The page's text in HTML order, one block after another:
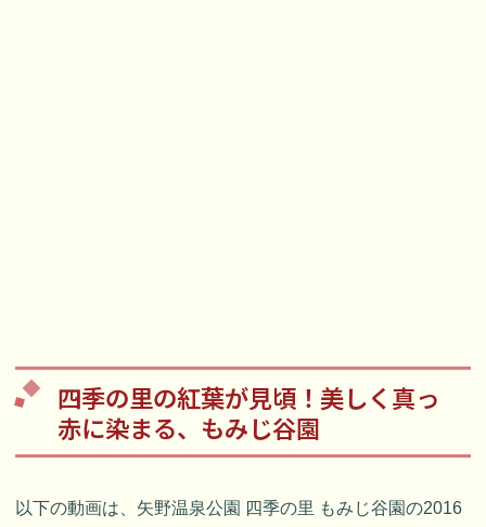
四季の里の紅葉が見頃！美しく真っ
赤に染まる、もみじ谷園
以下の動画は、矢野温泉公園 四季の里 もみじ谷園の2016